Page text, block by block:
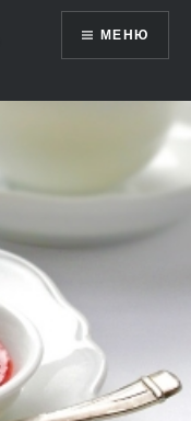
МЕНЮ